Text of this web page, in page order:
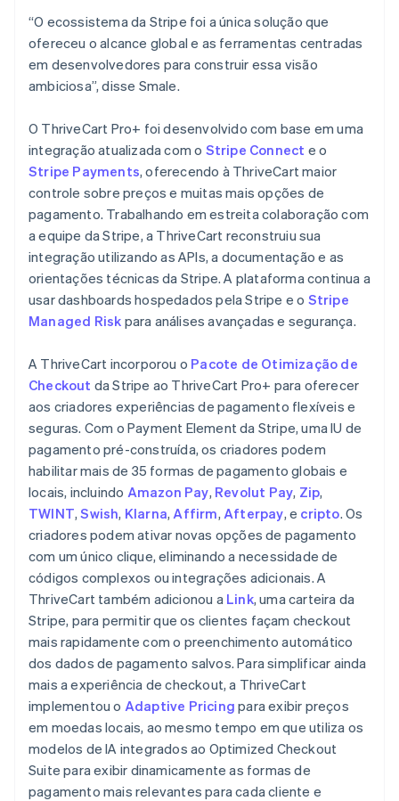
“O ecossistema da Stripe foi a única solução que
ofereceu o alcance global e as ferramentas centradas
em desenvolvedores para construir essa visão
ambiciosa”, disse Smale.
O ThriveCart Pro+ foi desenvolvido com base em uma
integração atualizada com o Stripe Connect e o
Stripe Payments, oferecendo à ThriveCart maior
controle sobre preços e muitas mais opções de
pagamento. Trabalhando em estreita colaboração com
a equipe da Stripe, a ThriveCart reconstruiu sua
integração utilizando as APIs, a documentação e as
orientações técnicas da Stripe. A plataforma continua a
usar dashboards hospedados pela Stripe e o Stripe
Managed Risk para análises avançadas e segurança.
A ThriveCart incorporou o Pacote de Otimização de
Checkout da Stripe ao ThriveCart Pro+ para oferecer
aos criadores experiências de pagamento flexíveis e
seguras. Com o Payment Element da Stripe, uma IU de
pagamento pré-construída, os criadores podem
habilitar mais de 35 formas de pagamento globais e
locais, incluindo Amazon Pay, Revolut Pay, Zip,
TWINT,Swish, Klarna, Affirm, Afterpay, e cripto. Os
criadores podem ativar novas opções de pagamento
com um único clique, eliminando a necessidade de
códigos complexos ou integrações adicionais. A
ThriveCart também adicionou a Link, uma carteira da
Stripe, para permitir que os clientes façam checkout
mais rapidamente com o preenchimento automático
dos dados de pagamento salvos. Para simplificar ainda
mais a experiência de checkout, a ThriveCart
implementou o Adaptive Pricing para exibir preços
em moedas locais, ao mesmo tempo em que utiliza os
modelos de IA integrados ao Optimized Checkout
Suite para exibir dinamicamente as formas de
pagamento mais relevantes para cada cliente e